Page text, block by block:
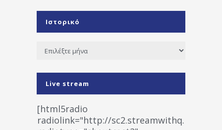
Ιστορικό
Ιστορικό
Live stream
[html5radio
radiolink="http://